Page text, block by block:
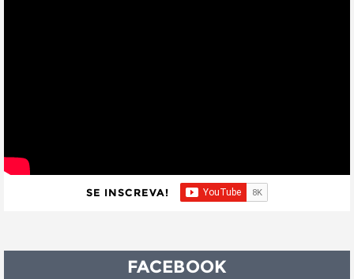
SE INSCREVA!
FACEBOOK